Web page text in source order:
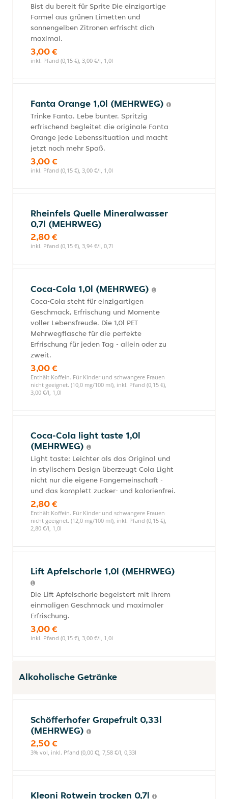
Bist du bereit für Sprite Die einzigartige
Formel aus grünen Limetten und
sonnengelben Zitronen erfrischt dich
maximal.
3,00 €
inkl. Pfand (0,15 €), 3,00 €/l, 1,0l
Fanta Orange 1,0l (MEHRWEG)
Trinke Fanta. Lebe bunter. Spritzig
erfrischend begleitet die originale Fanta
Orange jede Lebenssituation und macht
jetzt noch mehr Spaß.
3,00 €
inkl. Pfand (0,15 €), 3,00 €/l, 1,0l
Rheinfels Quelle Mineralwasser
0,7l (MEHRWEG)
2,80 €
inkl. Pfand (0,15 €), 3,94 €/l, 0,7l
Coca-Cola 1,0l (MEHRWEG)
Coca-Cola steht für einzigartigen
Geschmack, Erfrischung und Momente
voller Lebensfreude. Die 1,0l PET
Mehrwegflasche für die perfekte
Erfrischung für jeden Tag - allein oder zu
zweit.
3,00 €
Enthält Koffein. Für Kinder und schwangere Frauen
nicht geeignet. (10,0 mg/100 ml), inkl. Pfand (0,15 €),
3,00 €/l, 1,0l
Coca-Cola light taste 1,0l
(MEHRWEG)
Light taste: Leichter als das Original und
in stylischem Design überzeugt Cola Light
nicht nur die eigene Fangemeinschaft -
und das komplett zucker- und kalorienfrei.
2,80 €
Enthält Koffein. Für Kinder und schwangere Frauen
nicht geeignet. (12,0 mg/100 ml), inkl. Pfand (0,15 €),
2,80 €/l, 1,0l
Lift Apfelschorle 1,0l (MEHRWEG)
Die Lift Apfelschorle begeistert mit ihrem
einmaligen Geschmack und maximaler
Erfrischung.
3,00 €
inkl. Pfand (0,15 €), 3,00 €/l, 1,0l
Alkoholische Getränke
Schöfferhofer Grapefruit 0,33l
(MEHRWEG)
2,50 €
3% vol, inkl. Pfand (0,00 €), 7,58 €/l, 0,33l
Kleoni Rotwein trocken 0,7l